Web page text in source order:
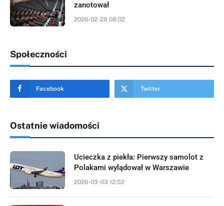
zanotował
2026-02-28 08:02
Społeczności
Facebook Twitter
Ostatnie wiadomości
Ucieczka z piekła: Pierwszy samolot z
Polakami wylądował w Warszawie
2026-03-03 12:52